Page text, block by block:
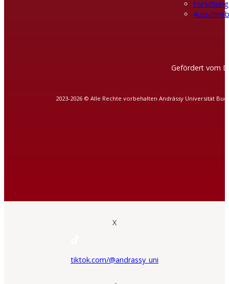
Gefördert vom
2023-2026 © Alle Rechte vorbehalten Andrássy Universität
X
tiktok.com/@andrassy_uni